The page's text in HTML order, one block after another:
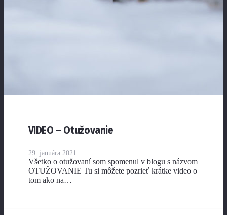
VIDEO – Otužovanie
29. januára 2021
Všetko o otužovaní som spomenul v blogu s názvom
OTUŽOVANIE Tu si môžete pozrieť krátke video o
tom ako na…